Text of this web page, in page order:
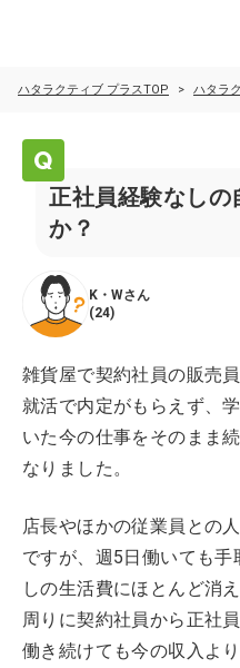
ハタラクティブ プラスTOP ハタラ
正社員経験なしの
か？
K・Wさん
(24)
雑貨屋で契約社員の販売
就活で内定がもらえず、
いた今の仕事をそのまま
なりました。
店長やほかの従業員との
ですが、週5日働いても
しの生活費にほとんど消
周りに契約社員から正社
働き続けても今の収入よ